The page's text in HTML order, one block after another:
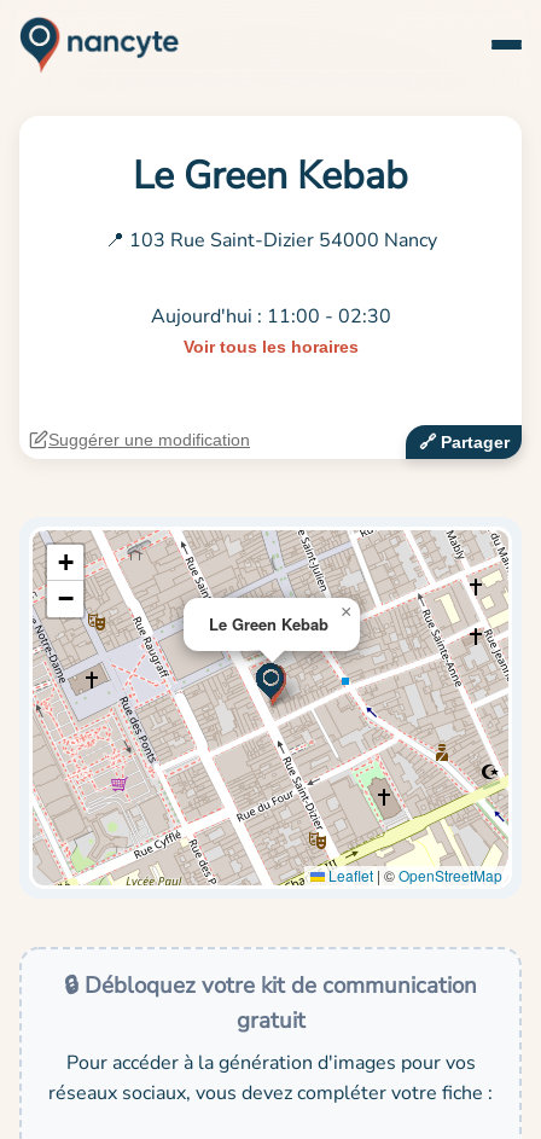
Le Green Kebab
📍 103 Rue Saint-Dizier 54000 Nancy
Aujourd'hui : 11:00 - 02:30
Voir tous les horaires
🔗‍️ Partager
Suggérer une modification
Le Green Kebab
×
+
−
Leaflet | ©OpenStreetMap
🔒 Débloquez votre kit de communication
gratuit
Pour accéder à la génération d'images pour vos
réseaux sociaux, vous devez compléter votre fiche :